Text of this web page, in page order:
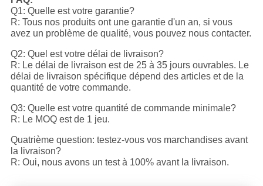
Q1: Quelle est votre garantie?
R: Tous nos produits ont une garantie d'un an, si vous
avez un problème de qualité, vous pouvez nous contacter.
Q2: Quel est votre délai de livraison?
R: Le délai de livraison est de 25 à 35 jours ouvrables. Le
délai de livraison spécifique dépend des articles et de la
quantité de votre commande.
Q3: Quelle est votre quantité de commande minimale?
R: Le MOQ est de 1 jeu.
Quatrième question: testez-vous vos marchandises avant
la livraison?
R: Oui, nous avons un test à 100% avant la livraison.